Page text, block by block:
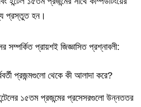
প্রস্তুত হন।
সম্পর্কিত প্রায়শই জিজ্ঞাসিত প্রশ্নাবলী:
প্রজন্মগুলো থেকে কী আলাদা করে?
১৫তম প্রজন্মের প্রসেসরগুলো উন্নততর